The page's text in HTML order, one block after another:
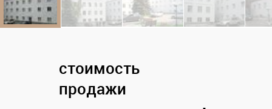
стоимость
продажи